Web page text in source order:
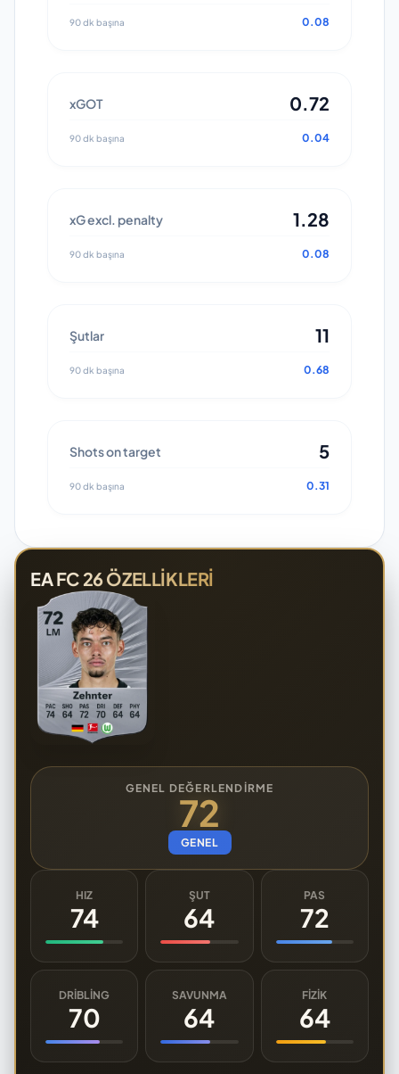
90 dk başına 0.08
xGOT 0.72
90 dk başına 0.04
xG excl. penalty 1.28
90 dk başına 0.08
Şutlar 11
90 dk başına 0.68
Shots on target 5
90 dk başına 0.31
EA FC 26 ÖZELLIKLERI
GENEL DEĞERLENDIRME
72
GENEL
HIZ
74
ŞUT
64
PAS
72
DRIBLING
70
SAVUNMA
64
FIZIK
64